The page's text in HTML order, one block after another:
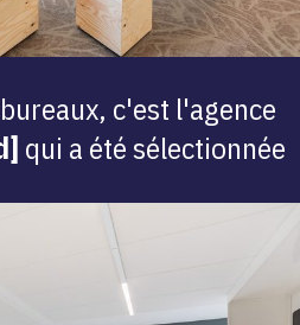
c'est l'agence
qui a été sélectionnée